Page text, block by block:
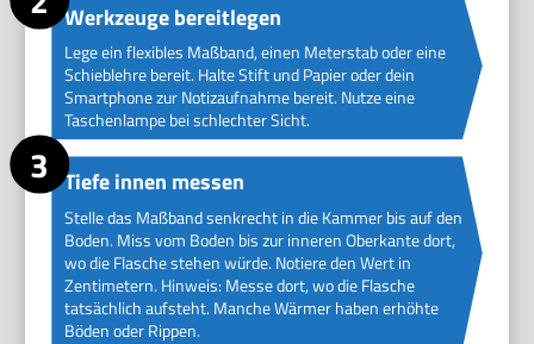
Werkzeuge bereitlegen
Lege ein flexibles Maßband, einen Meterstab oder eine
Schieblehre bereit. Halte Stift und Papier oder dein
Smartphone zur Notizaufnahme bereit. Nutze eine
Taschenlampe bei schlechter Sicht.
Tiefe innen messen
Stelle das Maßband senkrecht in die Kammer bis auf den
Boden. Miss vom Boden bis zur inneren Oberkante dort,
wo die Flasche stehen würde. Notiere den Wert in
Zentimetern. Hinweis: Messe dort, wo die Flasche
tatsächlich aufsteht. Manche Wärmer haben erhöhte
Böden oder Rippen.